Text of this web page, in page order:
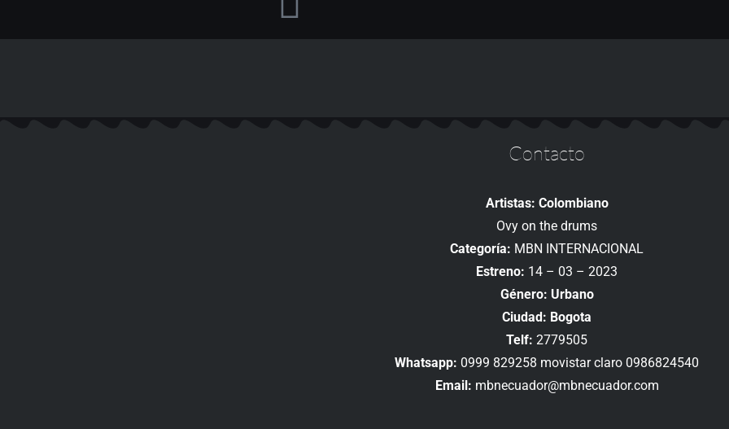
Contacto
Artistas: Colombiano
Ovy on the drums
Categoría: MBN INTERNACIONAL
Estreno: 14 – 03 – 2023
Género: Urbano
Ciudad: Bogota
Telf: 2779505
Whatsapp: 0999 829258 movistar claro 0986824540
Email: mbnecuador@mbnecuador.com